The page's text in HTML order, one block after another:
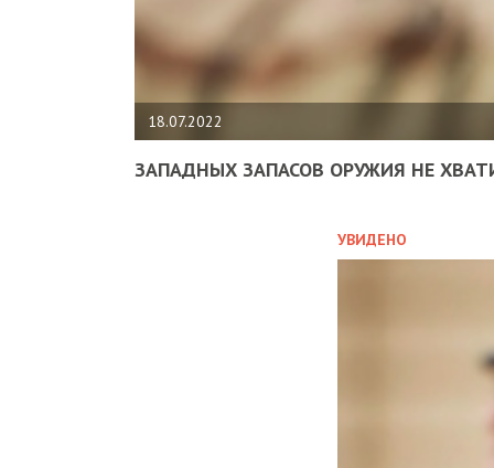
18.07.2022
ЗАПАДНЫХ ЗАПАСОВ ОРУЖИЯ НЕ
УВИДЕНО